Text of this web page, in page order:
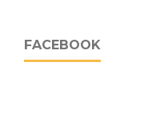
FACEBOOK